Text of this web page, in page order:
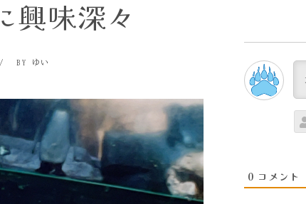
興味深々
BY
BY ゆい
を
入
0 コメント